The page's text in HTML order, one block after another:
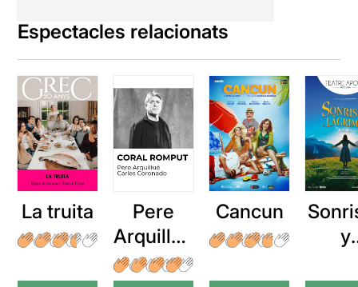
Espectacles relacionats
La truita
Pere
Arquillué
: Coral
Cancun
y